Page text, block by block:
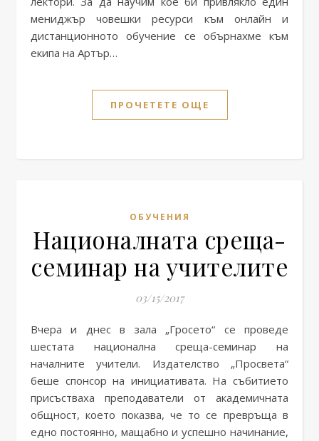
мениджър човешки ресурси към онлайн и
дистанционното обучение се обърнахме към
екипа на Артър…
ПРОЧЕТЕТЕ ОЩЕ
ОБУЧЕНИЯ
Националната среща-
семинар на учителите
03/15/2017
Вчера и днес в зала „Гросето“ се проведе
шестата национална среща-семинар на
началните учители. Издателство „Просвета“
беше спонсор на инициативата. На събитието
присъстваха преподаватели от академичната
общност, което показва, че то се превръща в
едно постоянно, мащабно и успешно начинание,